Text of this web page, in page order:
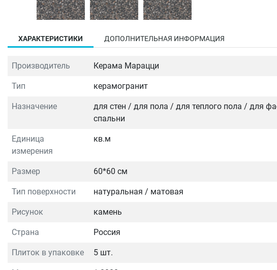
ХАРАКТЕРИСТИКИ ДОПОЛНИТЕЛЬНАЯ ИНФОРМАЦИЯ
Производитель Керама Марацци
Тип керамогранит
Назначение
для стен / для пола / для теплого пола / для
спальни
Единица
измерения
кв.м
Размер 60*60 см
Тип поверхности натуральная / матовая
Рисунок камень
Страна Россия
Плиток в упаковке 5 шт.